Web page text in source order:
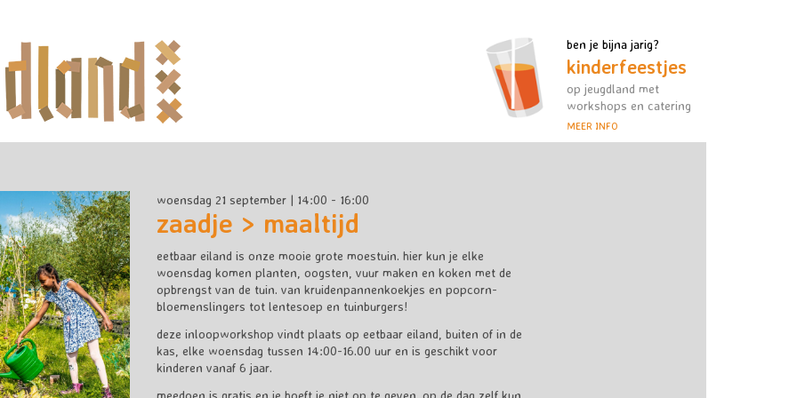
ben je bijna jarig?
kinderfeestjes
op jeugdland met
workshops en catering
MEER INFO
woensdag 21 september | 14:00 - 16:00
zaadje > maaltijd
eetbaar eiland is onze mooie grote moestuin. hier kun je elke
woensdag komen planten, oogsten, vuur maken en koken met de
opbrengst van de tuin. van kruidenpannenkoekjes en popcorn-
bloemenslingers tot lentesoep en tuinburgers!
deze inloopworkshop vindt plaats op eetbaar eiland, buiten of in de
kas, elke woensdag tussen 14:00-16.00 uur en is geschikt voor
kinderen vanaf 6 jaar.